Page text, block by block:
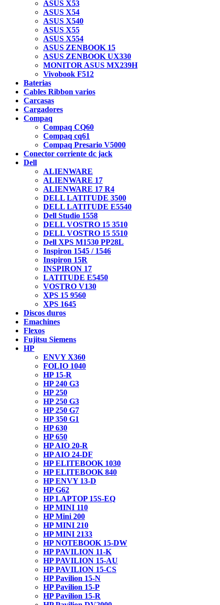
ASUS X53
ASUS X54
ASUS X540
ASUS X55
ASUS X554
ASUS ZENBOOK 15
ASUS ZENBOOK UX330
MONITOR ASUS MX239H
Vivobook F512
Baterias
Cables Ribbon varios
Carcasas
Cargadores
Compaq
Compaq CQ60
Compaq cq61
Compaq Presario V5000
Conector corriente dc jack
Dell
ALIENWARE
ALIENWARE 17
ALIENWARE 17 R4
DELL LATITUDE 3500
DELL LATITUDE E5540
Dell Studio 1558
DELL VOSTRO 15 3510
DELL VOSTRO 15 5510
Dell XPS M1530 PP28L
Inspiron 1545 / 1546
Inspiron 15R
INSPIRON 17
LATITUDE E5450
VOSTRO V130
XPS 15 9560
XPS 1645
Discos duros
Emachines
Flexos
Fujitsu Siemens
HP
ENVY X360
FOLIO 1040
HP 15-R
HP 240 G3
HP 250
HP 250 G3
HP 250 G7
HP 350 G1
HP 630
HP 650
HP AIO 20-R
HP AIO 24-DF
HP ELITEBOOK 1030
HP ELITEBOOK 840
HP ENVY 13-D
HP G62
HP LAPTOP 15S-EQ
HP MINI 110
HP Mini 200
HP MINI 210
HP MINI 2133
HP NOTEBOOK 15-DW
HP PAVILION 11-K
HP PAVILION 15-AU
HP PAVILION 15-CS
HP Pavilion 15-N
HP Pavilion 15-P
HP Pavilion 15-R